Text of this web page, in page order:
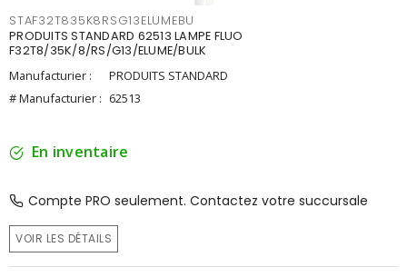
STAF32T835K8RSG13ELUMEBU
PRODUITS STANDARD 62513 LAMPE FLUO
F32T8/35K/8/RS/G13/ELUME/BULK
Manufacturier :
PRODUITS STANDARD
# Manufacturier : 62513
En inventaire
Compte PRO seulement. Contactez votre succursale
VOIR LES DÉTAILS